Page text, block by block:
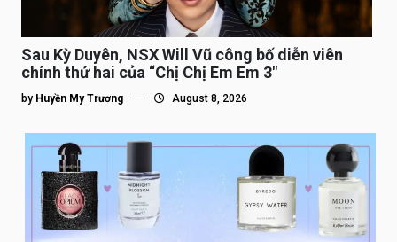
Sau Kỳ Duyên, NSX Will Vũ công bố diễn viên
chính thứ hai của “Chị Chị Em Em 3″
by Huyền My Trương August 8, 2026